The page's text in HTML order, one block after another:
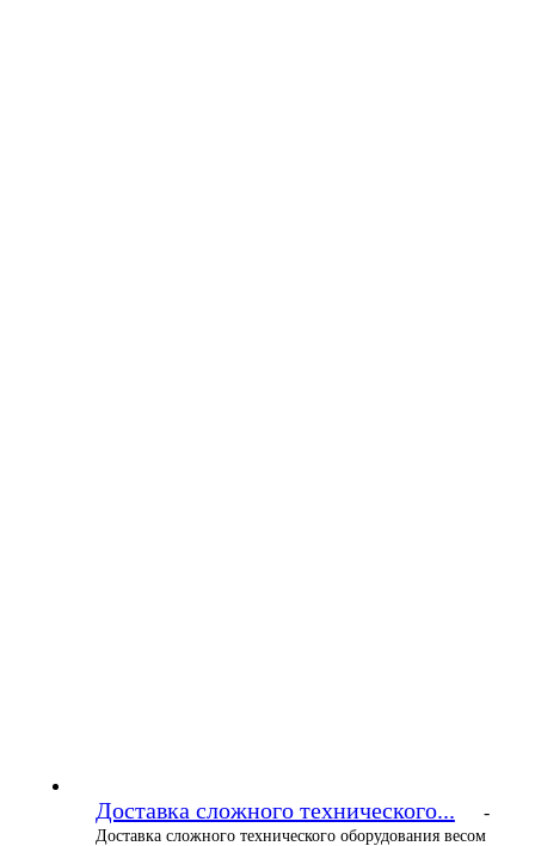
Доставка сложного технического... -
Доставка сложного технического оборудования весом